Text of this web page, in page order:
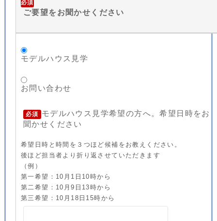
必須
ご要望をお聞かせください
モデルハウス見学
お問い合わせ
必須
モデルハウス見学希望の方へ。希望日時をお
聞かせください
希望日時と時間を３つほど候補をお教えください。
後ほど担当者より折り返させていただきます
（例）
第一希望：10月1日10時から
第二希望：10月9日13時から
第三希望：10月18日15時から